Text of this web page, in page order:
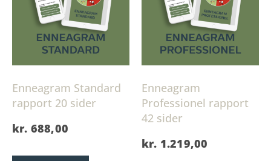
Enneagram Standard
rapport 20 sider
kr. 688,00
Enneagram
Professionel rapport
42 sider
kr. 1.219,00